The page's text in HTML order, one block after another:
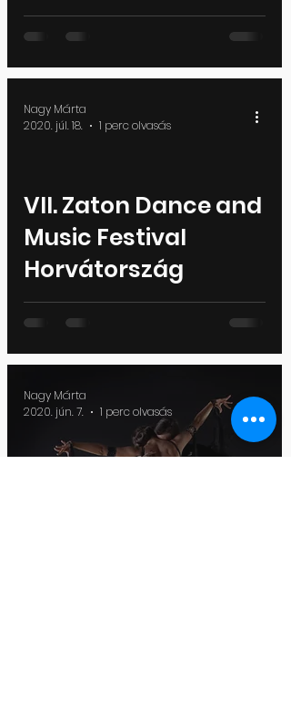
videoVII. Zaton Dance and
Music Festival
Horvátország
Nagy Márta
2020. júl. 18.
1 perc olvasás
Nagy Márta
2020. jún. 7.
1 perc olvasás